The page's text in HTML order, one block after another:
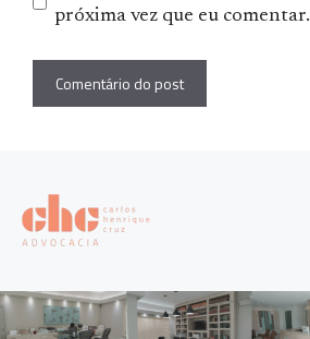
próxima vez que eu comentar.